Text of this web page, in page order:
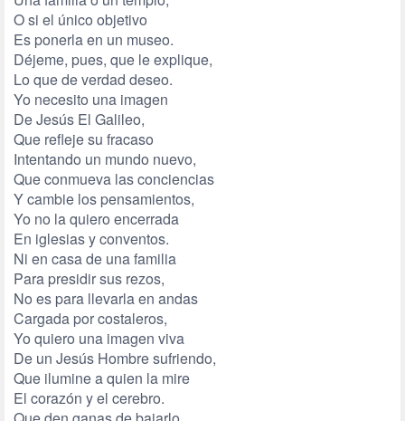
O si el único objetivo
Es ponerla en un museo.
Déjeme, pues, que le explique,
Lo que de verdad deseo.
Yo necesito una imagen
De Jesús El Galileo,
Que refleje su fracaso
Intentando un mundo nuevo,
Que conmueva las conciencias
Y cambie los pensamientos,
Yo no la quiero encerrada
En iglesias y conventos.
Ni en casa de una familia
Para presidir sus rezos,
No es para llevarla en andas
Cargada por costaleros,
Yo quiero una imagen viva
De un Jesús Hombre sufriendo,
Que ilumine a quien la mire
El corazón y el cerebro.